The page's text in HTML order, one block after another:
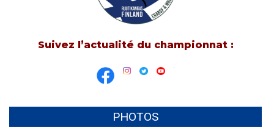
Suivez l’actualité du championnat :
PHOTOS